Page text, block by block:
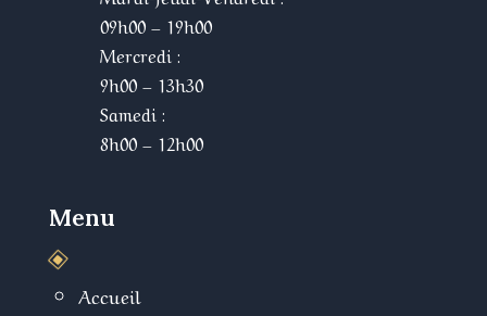
09h00 – 19h00
Mercredi :
9h00 – 13h30
Samedi :
8h00 – 12h00
Menu
W
Accueil